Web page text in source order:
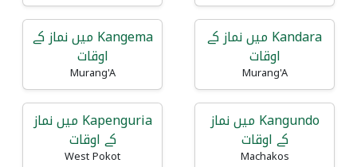
Kandara میں نماز کے
اوقات
Murang'A
Kangema میں نماز کے
اوقات
Murang'A
Kangundo میں نماز
کے اوقات
Machakos
Kapenguria میں نماز
کے اوقات
West Pokot